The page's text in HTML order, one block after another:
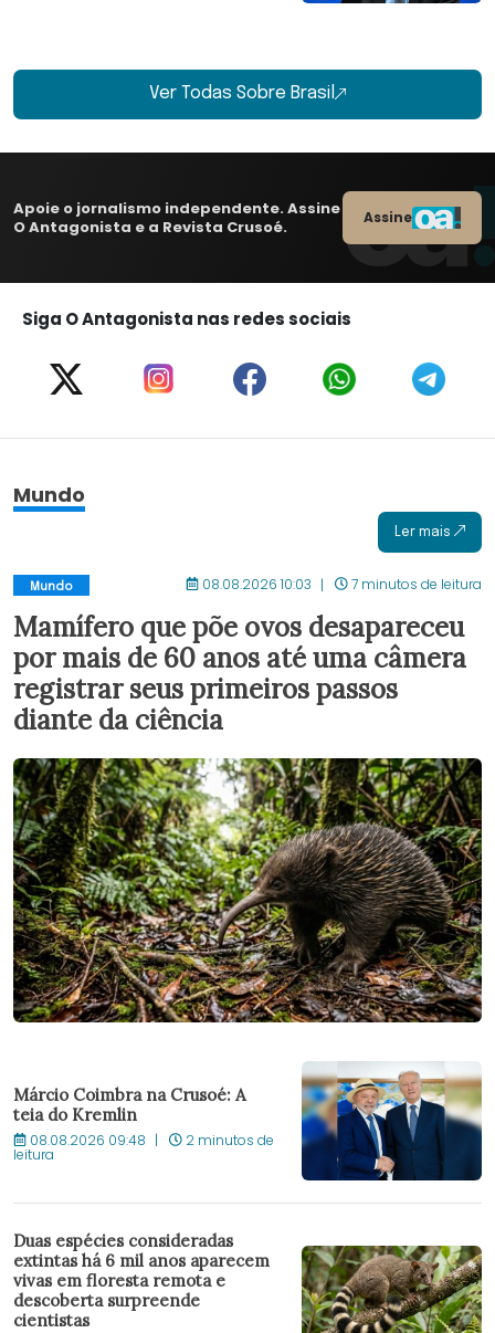
Ver Todas Sobre Brasil
Apoie o jornalismo independente. Assine
O Antagonista e a Revista Crusoé.
Assine
Siga O Antagonista nas redes sociais
Mundo
Ler mais
Mundo 08.08.2026 10:03 7 minutos de leitura
Mamífero que põe ovos desapareceu
por mais de 60 anos até uma câmera
registrar seus primeiros passos
diante da ciência
Márcio Coimbra na Crusoé: A
teia do Kremlin
08.08.2026 09:48 2 minutos de
leitura
Duas espécies consideradas
extintas há 6 mil anos aparecem
vivas em floresta remota e
descoberta surpreende
cientistas